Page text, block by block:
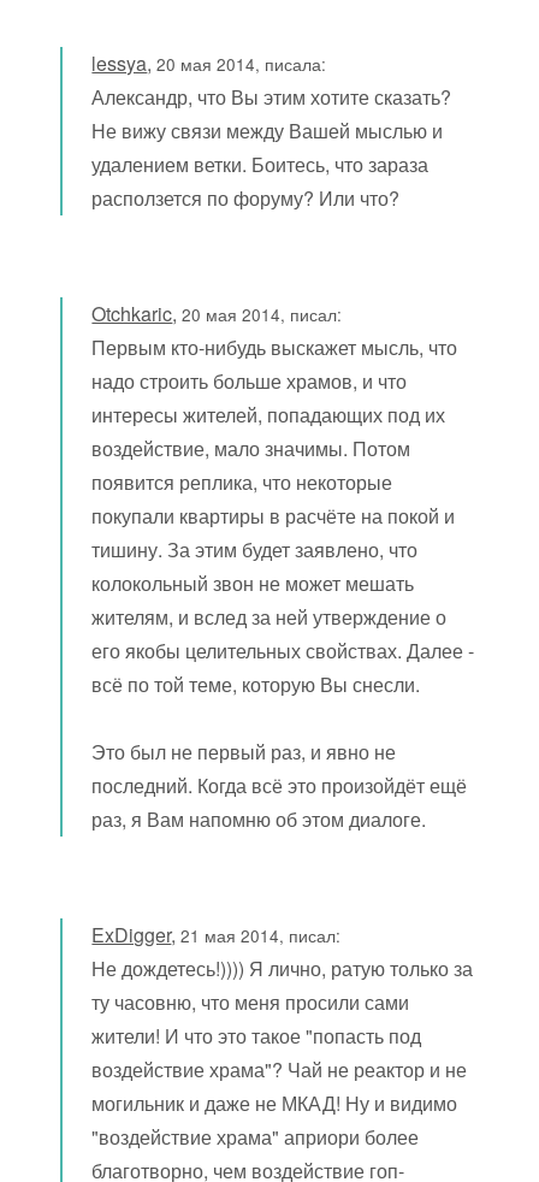
lessya,20 мая 2014, писала:
Александр, что Вы этим хотите сказать?
Не вижу связи между Вашей мыслью и
удалением ветки. Боитесь, что зараза
расползется по форуму? Или что?
Otchkaric,20 мая 2014, писал:
Первым кто-нибудь выскажет мысль, что
надо строить больше храмов, и что
интересы жителей, попадающих под их
воздействие, мало значимы. Потом
появится реплика, что некоторые
покупали квартиры в расчёте на покой и
тишину. За этим будет заявлено, что
колокольный звон не может мешать
жителям, и вслед за ней утверждение о
его якобы целительных свойствах. Далее -
всё по той теме, которую Вы снесли.
Это был не первый раз, и явно не
последний. Когда всё это произойдёт ещё
раз, я Вам напомню об этом диалоге.
ExDigger,21 мая 2014, писал:
Не дождетесь!)))) Я лично, ратую только за
ту часовню, что меня просили сами
жители! И что это такое "попасть под
воздействие храма"? Чай не реактор и не
могильник и даже не МКАД! Ну и видимо
"воздействие храма" априори более
благотворно, чем воздействие гоп-